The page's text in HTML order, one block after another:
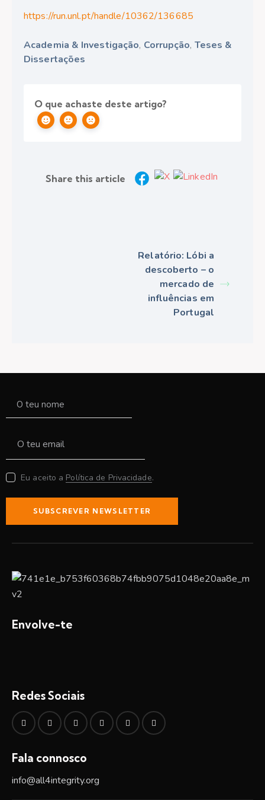
https://run.unl.pt/handle/10362/136685
Academia & Investigação, Corrupção, Teses &
Dissertações
O que achaste deste artigo?
Share this article
Relatório: Lóbi a
descoberto – o
mercado de
influências em
Portugal
Eu aceito a Política de Privacidade.
SUBSCREVER NEWSLETTER
Envolve-te
Redes Sociais
Fala connosco
info@all4integrity.org